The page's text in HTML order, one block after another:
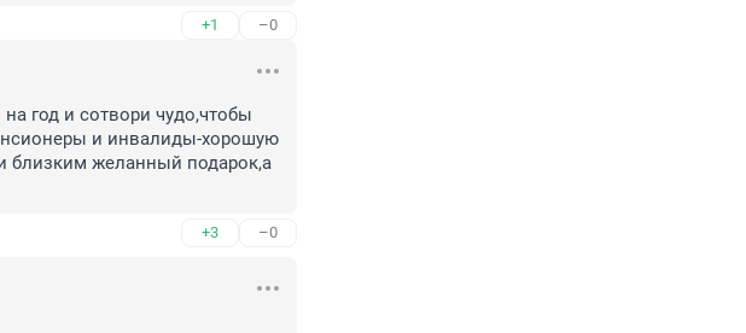
+1 –0
год и сотвори чудо,чтобы
и инвалиды-хорошую
близким желанный подарок,а
+3 –0